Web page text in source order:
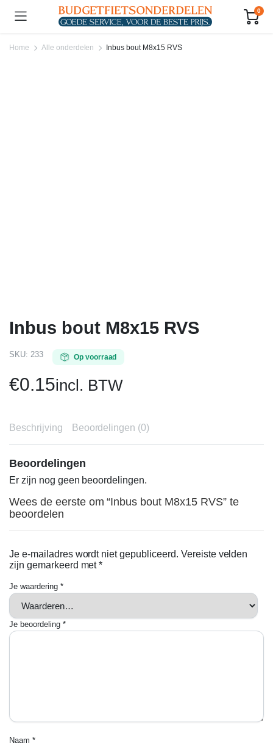
0
Home Alle onderdelen Inbus bout M8x15 RVS
Inbus bout M8x15 RVS
SKU: 233 Op voorraad
€0.15incl. BTW
Beschrijving Beoordelingen (0)
Beoordelingen
Er zijn nog geen beoordelingen.
Wees de eerste om “Inbus bout M8x15 RVS” te
beoordelen
Je e-mailadres wordt niet gepubliceerd. Vereiste velden
zijn gemarkeerd met*
Je waardering *
Je beoordeling *
Naam *